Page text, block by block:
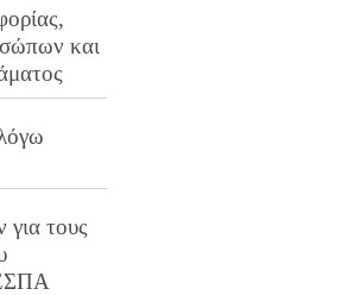
και
για τους